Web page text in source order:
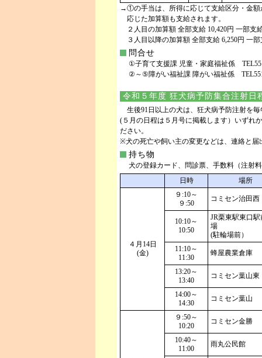
→①の手当は、所得に応じて支給区分・金額
応じた加算額も支給されます。
２人目の加算額 全部支給 10,420円 一部支
３人目以降の加算額 全部支給 6,250円 一
問合せ
①子育て支援課 児童・家庭福祉係
②～⑤障がい福祉課 障がい福祉係
令和５年度 狂犬病予防集合注射日
生後91日以上の犬は、狂犬病予防注射を
(５月の日程は５月号に掲載します）いずれ
ださい。
※犬の死亡や飼い主の変更などは、連絡と届
持ち物
犬の登録カード、問診票、手数料（注射
日時
場所
４月14日
(金)
９:10～
９:50
コミセン治田西
10:10～
10:50
JR栗東駅東口駅
場
(駐輪場前）
11:10～
11:30
蜂屋農業倉庫
13:20～
13:40
コミセン葉山東
14:00～
14:30
コミセン葉山
９:50～
10:20
コミセン金勝
10:40～
11:00
雨丸公民館